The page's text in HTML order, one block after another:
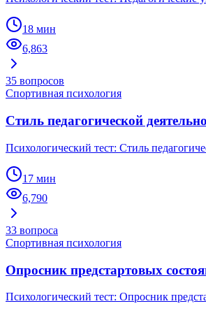
18 мин
6,863
35 вопросов
Спортивная психология
Стиль педагогической
Психологический тест: Стиль
17 мин
6,790
33 вопроса
Спортивная психология
Опросник предстартовых
Психологический тест: Опросник